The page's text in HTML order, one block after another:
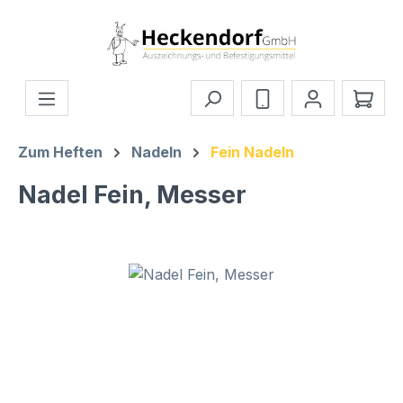
Zum Hauptinhalt springen
Zum Heften Nadeln Fein Nadeln
Nadel Fein, Messer
Bildergalerie überspringen